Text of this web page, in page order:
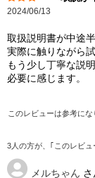
2024/06/13
取扱説明書が中途
実際に触りながら
もう少し丁寧な説
必要に感じます。
このレビューは参考にな
3人の方が、｢このレビュ
メルちゃん さ